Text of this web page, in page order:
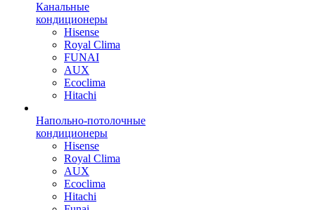
Канальные
кондиционеры
Hisense
Royal Clima
FUNAI
AUX
Ecoclima
Hitachi
Напольно-потолочные
кондиционеры
Hisense
Royal Clima
AUX
Ecoclima
Hitachi